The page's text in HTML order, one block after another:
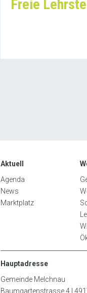
Freie
Aktuell
Agenda
News
Marktplatz
Hauptadresse
Gemeinde Melchnau
Baumgartenstrasse 4 |